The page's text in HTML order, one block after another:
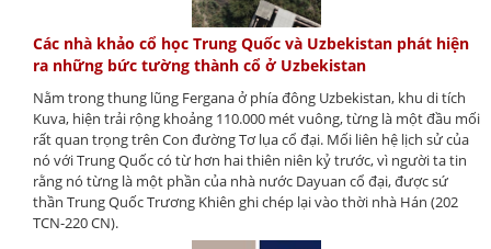
Các nhà khảo cổ học Trung Quốc và Uzbekistan phát hiện
ra những bức tường thành cổ ở Uzbekistan
Nằm trong thung lũng Fergana ở phía đông Uzbekistan, khu di tích
Kuva, hiện trải rộng khoảng 110.000 mét vuông, từng là một đầu mối
rất quan trọng trên Con đường Tơ lụa cổ đại. Mối liên hệ lịch sử của
nó với Trung Quốc có từ hơn hai thiên niên kỷ trước, vì người ta tin
rằng nó từng là một phần của nhà nước Dayuan cổ đại, được sứ
thần Trung Quốc Trương Khiên ghi chép lại vào thời nhà Hán (202
TCN-220 CN).